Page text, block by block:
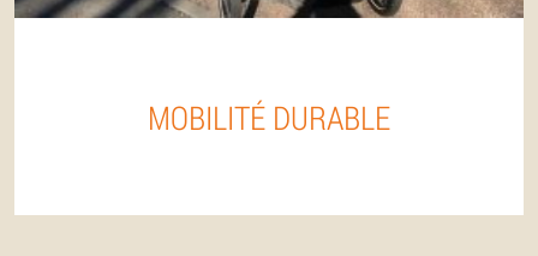
MOBILITÉ DURABLE